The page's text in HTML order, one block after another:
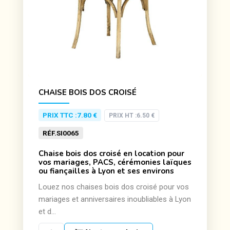
CHAISE BOIS DOS CROISÉ
RÉF.SI0065
PRIX HT :6.50 €
PRIX TTC :7.80 €
Chaise bois dos croisé en location pour
vos mariages, PACS, cérémonies laïques
ou fiançailles à Lyon et ses environs
Louez nos chaises bois dos croisé pour vos
mariages et anniversaires inoubliables à Lyon
et d...